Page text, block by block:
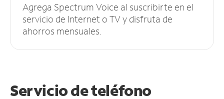
Agrega Spectrum Voice al suscribirte en el
servicio de Internet o TV y disfruta de
ahorros mensuales.
Servicio de teléfono